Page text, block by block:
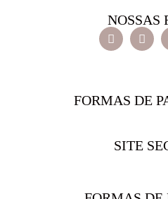
NOSSAS
FORMAS DE
SITE